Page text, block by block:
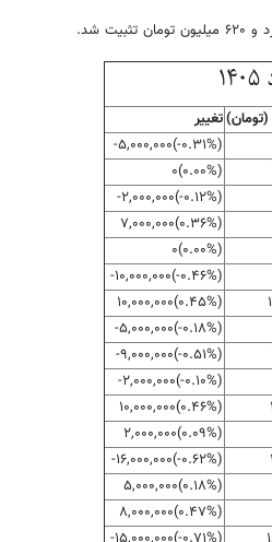
تغییر
(‎-۰.۳۱%‏)‎-۵,۰۰۰,۰۰۰‏
(۰.۰۰%)۰
(‎-۰.۱۲%‏)‎-۲,۰۰۰,۰۰۰‏
(‎۰.۳۶%‏)‎۷,۰۰۰,۰۰۰‏
(۰.۰۰%)۰
(‎-۰.۴۶%‏)‎-۱۰,۰۰۰,۰۰۰‏
(‎۰.۴۵%‏)‎۱۰,۰۰۰,۰۰۰‏
(‎-۰.۱۸%‏)‎-۵,۰۰۰,۰۰۰‏
(‎-۰.۵۱%‏)‎-۹,۰۰۰,۰۰۰‏
(‎-۰.۱۰%‏)‎-۲,۰۰۰,۰۰۰‏
(‎۰.۴۶%‏)‎۱۰,۰۰۰,۰۰۰‏
(‎۰.۰۹%‏)‎۲,۰۰۰,۰۰۰‏
(‎-۰.۶۲%‏)‎-۱۶,۰۰۰,۰۰۰‏
(‎۰.۱۸%‏)‎۵,۰۰۰,۰۰۰‏
(‎۰.۴۷%‏)‎۸,۰۰۰,۰۰۰‏